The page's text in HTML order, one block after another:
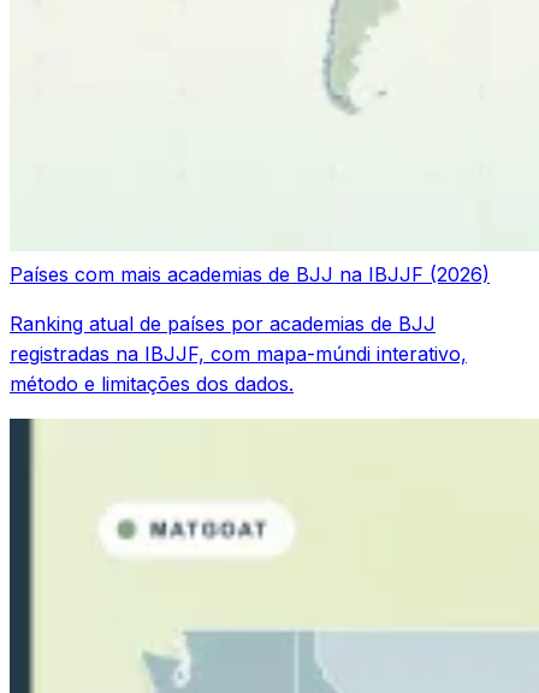
Países com mais academias de BJJ na IBJJF (2026)
Ranking atual de países por academias de BJJ
registradas na IBJJF, com mapa-múndi interativo,
método e limitações dos dados.